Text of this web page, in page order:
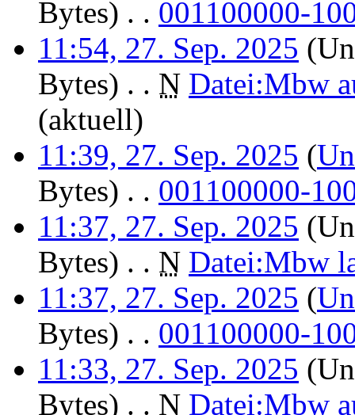
Bytes) . . 001100000-
11:54, 27. Sep. 2025
Bytes) . . N Datei:Mbw
(aktuell)
11:39, 27. Sep. 2025 (
Bytes) . . 001100000-
11:37, 27. Sep. 2025
Bytes) . . N Datei:Mbw
11:37, 27. Sep. 2025 (
Bytes) . . 001100000-
11:33, 27. Sep. 2025
Bytes) . . N Datei:Mbw